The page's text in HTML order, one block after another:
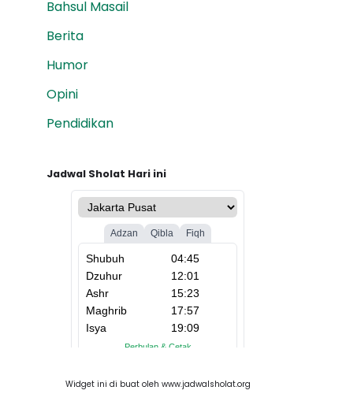
Bahsul Masail
Berita
Humor
Opini
Pendidikan
Jadwal Sholat Hari ini
Widget ini di buat oleh www.jadwalsholat.org